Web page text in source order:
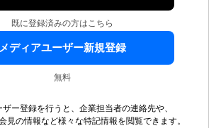
既に登録済みの方はこちら
メディアユーザー新規登録
無料
ザー登録を行うと、企業担当者の連絡先や、
見の情報など様々な特記情報を閲覧できます。